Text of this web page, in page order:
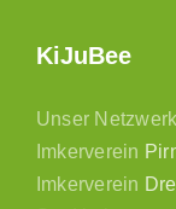
KiJuBee
Unser
Imkerverein
Imkerverein